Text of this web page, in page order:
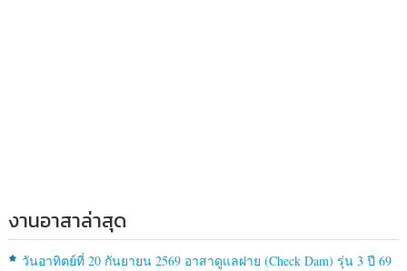
งานอาสาล่าสุด
วันอาทิตย์ที่ 20 กันยายน 2569 อาสาดูแลฝาย (Check Dam) รุ่น 3 ปี 69